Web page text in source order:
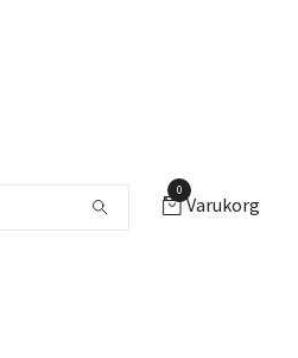
0
Varukorg